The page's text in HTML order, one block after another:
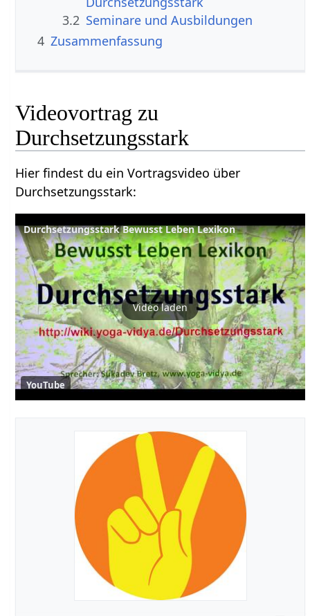
3.2 Seminare und Ausbildungen
4 Zusammenfassung
Videovortrag zu
Hier findest du ein Vortragsvideo über
Durchsetzungsstark‏‎:
Durchsetzungsstark Bewusst Leben Lexikon
Video laden
YouTube